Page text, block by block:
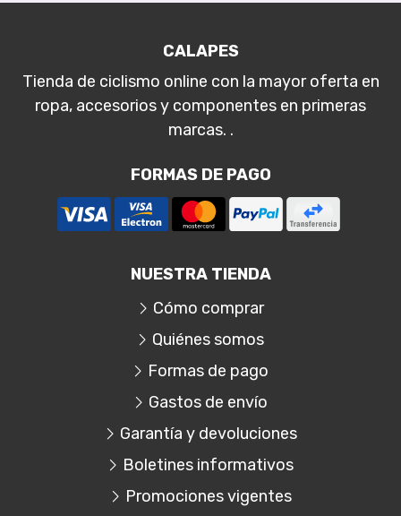
CALAPES
Tienda de ciclismo online con la mayor oferta en
ropa, accesorios y componentes en primeras
marcas. .
FORMAS DE PAGO
NUESTRA TIENDA
Cómo comprar
Quiénes somos
Formas de pago
Gastos de envío
Garantía y devoluciones
Boletines informativos
Promociones vigentes